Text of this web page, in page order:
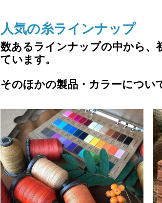
人気の糸ラインナップ
数あるラインナップの中から、
ています。
そのほかの製品・カラーについ